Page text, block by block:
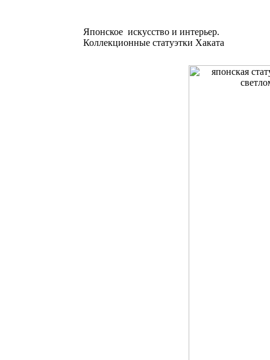
Японское искусство и интерьер.
Коллекционные статуэтки Хаката